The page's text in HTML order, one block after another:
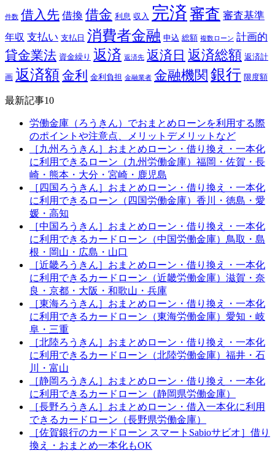
件数 借入先 借換 借金 利息 収入 完済 審査 審査基準
年収 支払い 支払日 消費者金融 申込 総額 複数ローン 計画的
貸金業法 資金繰り 返済 返済先 返済日 返済総額 返済計
画 返済額 金利 金利負担 金融業者 金融機関 銀行 限度額
最新記事10
労働金庫（ろうきん）でおまとめローンを利用する際
のポイントや注意点、メリットデメリットなど
［九州ろうきん］おまとめローン・借り換え・一本化
に利用できるローン（九州労働金庫）福岡・佐賀・長
崎・熊本・大分・宮崎・鹿児島
［四国ろうきん］おまとめローン・借り換え・一本化
に利用できるローン（四国労働金庫）香川・徳島・愛
媛・高知
［中国ろうきん］おまとめローン・借り換え・一本化
に利用できるカードローン（中国労働金庫）鳥取・島
根・岡山・広島・山口
［近畿ろうきん］おまとめローン・借り換え・一本化
に利用できるカードローン（近畿労働金庫）滋賀・奈
良・京都・大阪・和歌山・兵庫
［東海ろうきん］おまとめローン・借り換え・一本化
に利用できるカードローン（東海労働金庫）愛知・岐
阜・三重
［北陸ろうきん］おまとめローン・借り換え・一本化
に利用できるカードローン（北陸労働金庫）福井・石
川・富山
［静岡ろうきん］おまとめローン・借り換え・一本化
に利用できるカードローン（静岡県労働金庫）
［長野ろうきん］おまとめローン・借入一本化に利用
できるカードローン（長野県労働金庫）
［佐賀銀行のカードローン スマートSabioサビオ］借り
換え・おまとめ一本化もOK